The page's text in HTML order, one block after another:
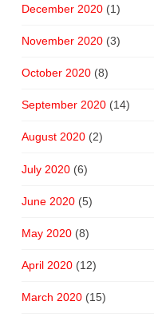
December 2020(1)
November 2020(3)
October 2020(8)
September 2020(14)
August 2020(2)
July 2020(6)
June 2020(5)
May 2020(8)
April 2020(12)
March 2020(15)